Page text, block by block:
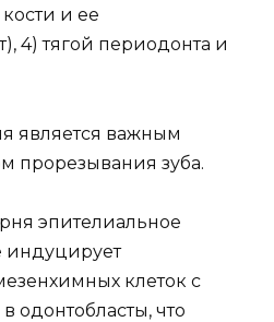
и ее
4) тягой периодонта и
является важным
прорезывания зуба.
эпителиальное
индуцирует
клеток с
одонтобласты, что